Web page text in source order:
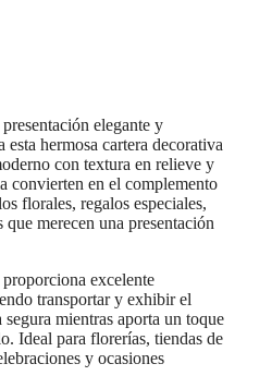
elegante y
esta hermosa cartera decorativa
con textura en relieve y
convierten en el complemento
florales, regalos especiales,
merecen una presentación
excelente
transportar y exhibir el
mientras aporta un toque
Ideal para florerías, tiendas de
y ocasiones